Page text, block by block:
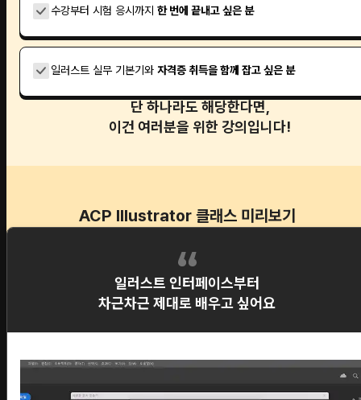
수강부터 시험 응시까지 한 번에 끝내고 싶은 분
일러스트 실무 기본기와 자격증 취득을 함께 잡고 싶은 분
단 하나라도 해당한다면,
이건 여러분을 위한 강의입니다!
ACP Illustrator 클래스 미리보기
일러스트 인터페이스부터
차근차근 제대로 배우고 싶어요